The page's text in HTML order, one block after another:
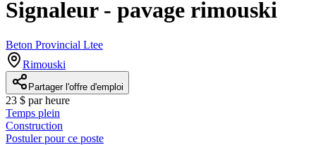
Signaleur - pavage rimouski
Beton Provincial Ltee
Rimouski
Partager l'offre d'emploi
23 $ par heure
Temps plein
Construction
Postuler pour ce poste